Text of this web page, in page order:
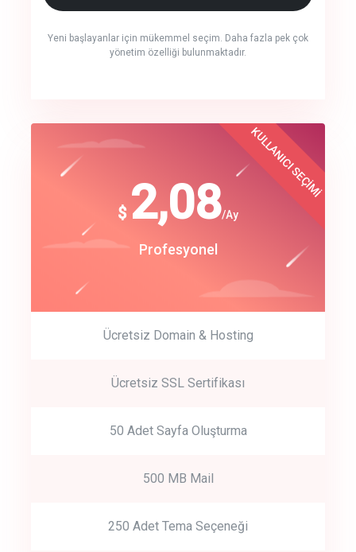
Yeni başlayanlar için mükemmel seçim. Daha fazla pek çok
yönetim özelliği bulunmaktadır.
crm auto cync
track energy costs
Get Started
Start by trying our service for 30 days free trial no credit card
$ 2,08/Ay
Profesyonel
KULLANICI SEÇİMİ
Ücretsiz Domain & Hosting
Ücretsiz SSL Sertifikası
50 Adet Sayfa Oluşturma
500 MB Mail
250 Adet Tema Seçeneği
$
180
Start Up
Best Choice